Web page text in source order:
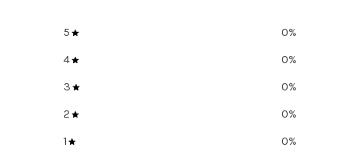
5 0%
4
0%
3
0%
2
0%
1
0%